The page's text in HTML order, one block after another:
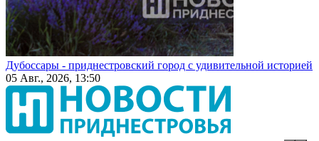
Дубоссары - приднестровский город с удивительной историей
05 Авг., 2026, 13:50